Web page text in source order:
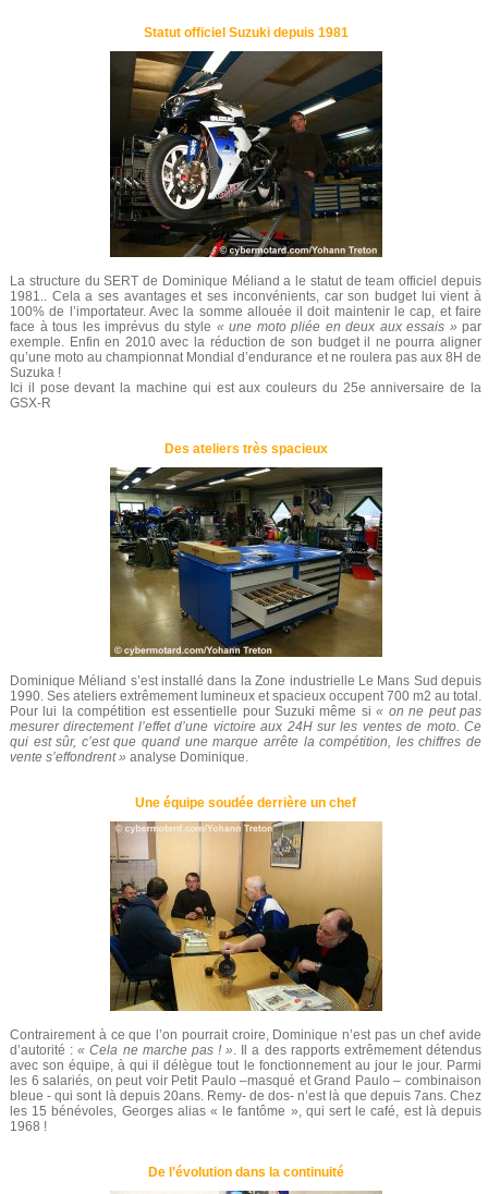
Statut officiel Suzuki depuis 1981
La structure du SERT de Dominique Méliand a le statut de team officiel depuis
1981.. Cela a ses avantages et ses inconvénients, car son budget lui vient à
100% de l’importateur. Avec la somme allouée il doit maintenir le cap, et faire
face à tous les imprévus du style « une moto pliée en deux aux essais » par
exemple. Enfin en 2010 avec la réduction de son budget il ne pourra aligner
qu’une moto au championnat Mondial d’endurance et ne roulera pas aux 8H de
Suzuka !
Ici il pose devant la machine qui est aux couleurs du 25e anniversaire de la
GSX-R
Des ateliers très spacieux
Dominique Méliand s’est installé dans la Zone industrielle Le Mans Sud depuis
1990. Ses ateliers extrêmement lumineux et spacieux occupent 700 m2 au total.
Pour lui la compétition est essentielle pour Suzuki même si« on ne peut pas
mesurer directement l’effet d’une victoire aux 24H sur les ventes de moto. Ce
qui est sûr, c’est que quand une marque arrête la compétition, les chiffres de
vente s’effondrent » analyse Dominique.
Une équipe soudée derrière un chef
Contrairement à ce que l’on pourrait croire, Dominique n’est pas un chef avide
d’autorité :« Cela ne marche pas ! ». Il a des rapports extrêmement détendus
avec son équipe, à qui il délègue tout le fonctionnement au jour le jour. Parmi
les 6 salariés, on peut voir Petit Paulo –masqué et Grand Paulo – combinaison
bleue - qui sont là depuis 20ans. Remy- de dos- n’est là que depuis 7ans. Chez
les 15 bénévoles, Georges alias « le fantôme », qui sert le café, est là depuis
1968 !
De l’évolution dans la continuité